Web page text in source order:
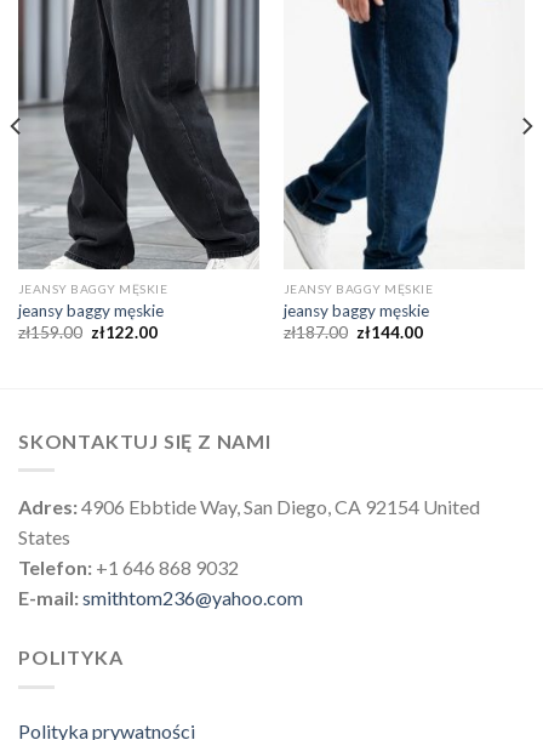
JEANSY BAGGY MĘSKIE
jeansy baggy męskie
zł159.00 zł122.00
JEANSY BAGGY MĘSKIE
jeansy baggy męskie
zł187.00 zł144.00
SKONTAKTUJ SIĘ Z NAMI
Adres:4906 Ebbtide Way, San Diego, CA 92154 United
States
Telefon: +1 646 868 9032
E-mail:smithtom236@yahoo.com
POLITYKA
Polityka prywatności